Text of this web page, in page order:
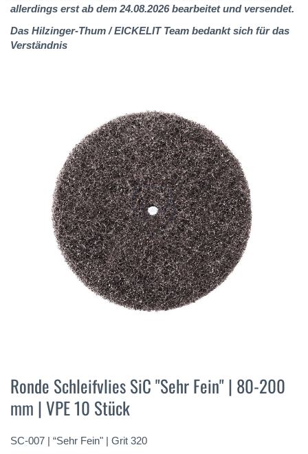
allerdings erst ab dem 24.08.2026 bearbeitet und versendet.
Das Hilzinger-Thum / EICKELIT Team bedankt sich für das
Verständnis
der
Bildergalerie
springen
Ronde Schleifvlies SiC "Sehr Fein" | 80-200
mm | VPE 10 Stück
SC-007 | “Sehr Fein" | Grit 320